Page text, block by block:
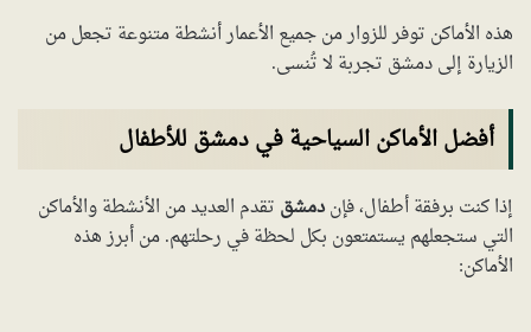
هذه الأماكن توفر للزوار من جميع الأعمار أنشطة متنوعة تجعل من
الزيارة إلى دمشق تجربة لا تُنسى.
أفضل الأماكن السياحية في دمشق للأطفال
إذا كنت برفقة أطفال، فإندمشق تقدم العديد من الأنشطة والأماكن
التي ستجعلهم يستمتعون بكل لحظة في رحلتهم. من أبرز هذه
الأماكن: